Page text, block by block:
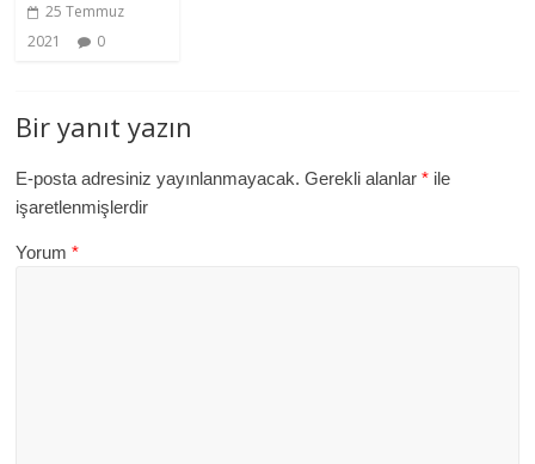
25 Temmuz
2021
0
Bir yanıt yazın
E-posta adresiniz yayınlanmayacak. Gerekli alanlar* ile
işaretlenmişlerdir
Yorum*